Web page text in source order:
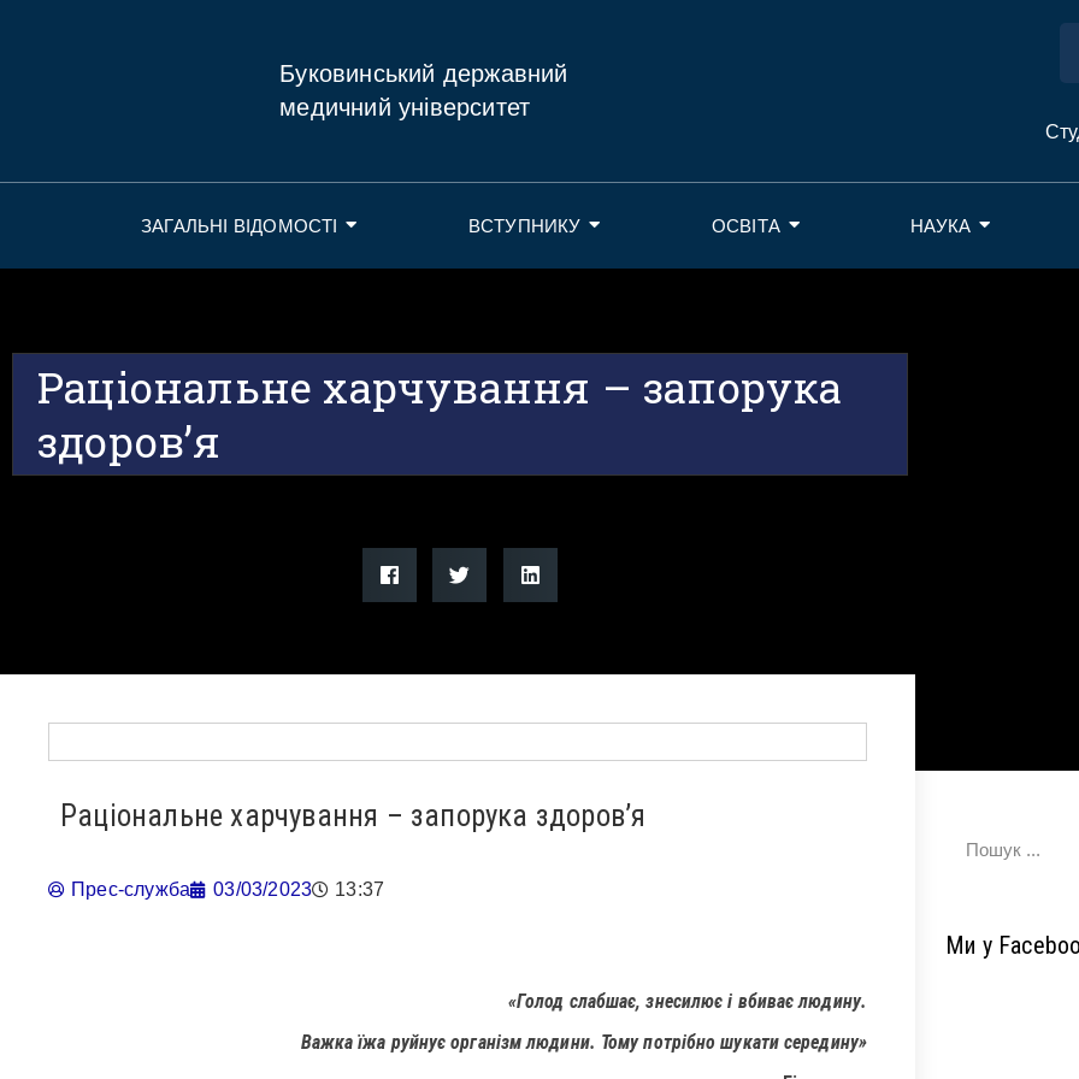
Буковинський державний
медичний університет
ЗАГАЛЬНІ ВІДОМОСТІ ВСТУПНИКУ ОСВІТА НАУКА
Раціональне харчування – запорука
здоров’я
Раціональне харчування – запорука здоров’я
Прес-служба 03/03/2023 13:37
«Голод слабшає, знесилює і вбиває людину.
Важка їжа руйнує організм людини. Тому потрібно шукати середину»
Ми у